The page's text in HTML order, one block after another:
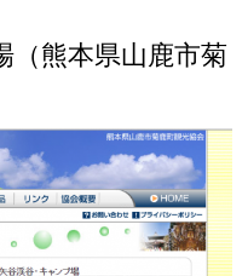
（熊本県山鹿市菊